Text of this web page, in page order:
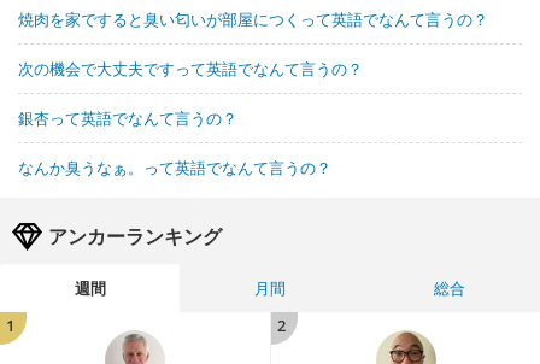
焼肉を家ですると臭い匂いが部屋につくって英語でなんて言うの？
次の機会で大丈夫ですって英語でなんて言うの？
銀杏って英語でなんて言うの？
なんか臭うなぁ。って英語でなんて言うの？
アンカーランキング
週間 月間
総合
1
2